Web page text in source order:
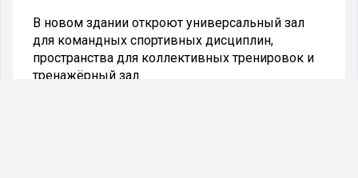
В новом здании откроют универсальный зал
для командных спортивных дисциплин,
пространства для коллективных тренировок и
тренажёрный зал.